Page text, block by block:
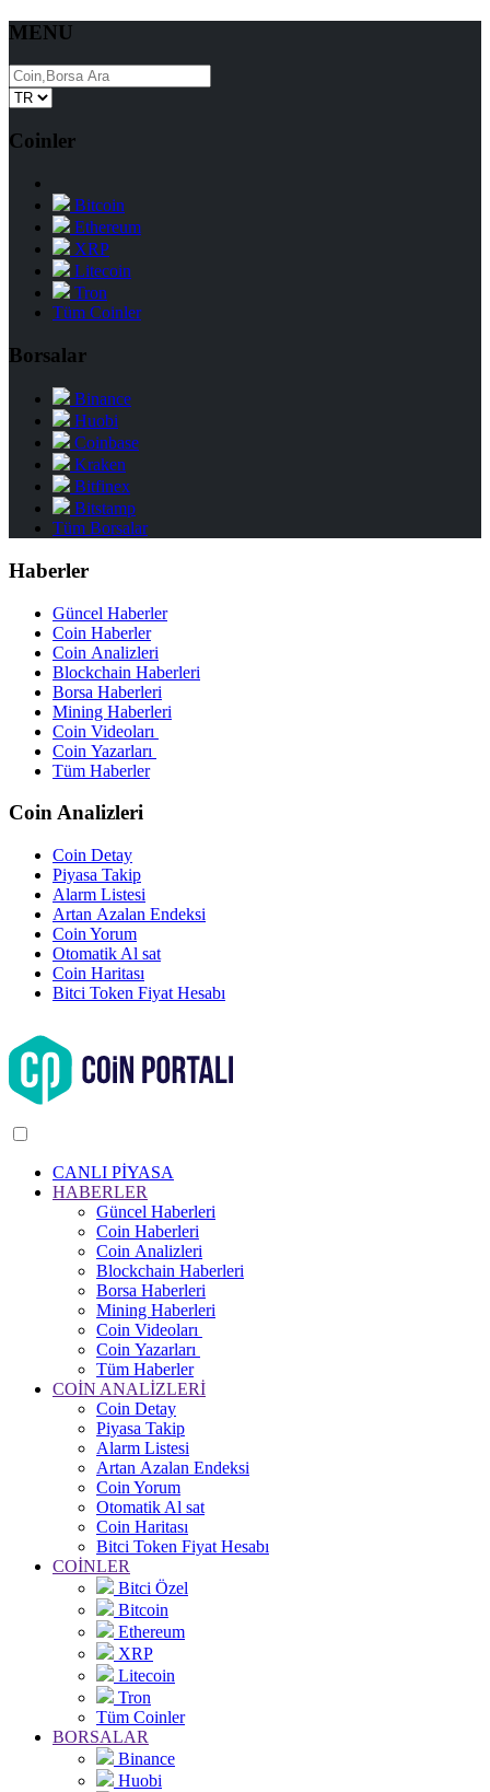
MENU
Coinler
Bitcoin
Ethereum
XRP
Litecoin
Tron
Tüm Coinler
Borsalar
Binance
Huobi
Coinbase
Kraken
Bitfinex
Bitstamp
Tüm Borsalar
Haberler
Güncel Haberler
Coin Haberler
Coin Analizleri
Blockchain Haberleri
Borsa Haberleri
Mining Haberleri
Coin Videoları
Coin Yazarları
Tüm Haberler
Coin Analizleri
Coin Detay
Piyasa Takip
Alarm Listesi
Artan Azalan Endeksi
Coin Yorum
Otomatik Al sat
Coin Haritası
Bitci Token Fiyat Hesabı
CANLI PİYASA
HABERLER
Güncel Haberleri
Coin Haberleri
Coin Analizleri
Blockchain Haberleri
Borsa Haberleri
Mining Haberleri
Coin Videoları
Coin Yazarları
Tüm Haberler
COİN ANALİZLERİ
Coin Detay
Piyasa Takip
Alarm Listesi
Artan Azalan Endeksi
Coin Yorum
Otomatik Al sat
Coin Haritası
Bitci Token Fiyat Hesabı
COİNLER
Bitci Özel
Bitcoin
Ethereum
XRP
Litecoin
Tron
Tüm Coinler
BORSALAR
Binance
Huobi